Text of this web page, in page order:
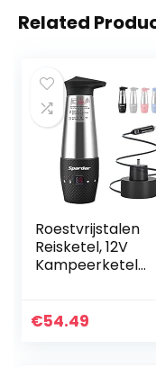
Related
Roestvrijstalen
Reisketel, 12V
Kampeerketel
Reiswaterkoker,
€54.49